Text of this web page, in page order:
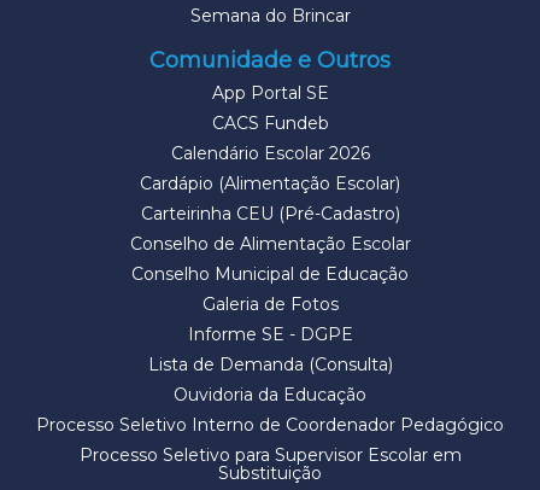
Semana do Brincar
Comunidade e Outros
App Portal SE
CACS Fundeb
Calendário Escolar 2026
Cardápio (Alimentação Escolar)
Carteirinha CEU (Pré-Cadastro)
Conselho de Alimentação Escolar
Conselho Municipal de Educação
Galeria de Fotos
Informe SE - DGPE
Lista de Demanda (Consulta)
Ouvidoria da Educação
Processo Seletivo Interno de Coordenador Pedagógico
Processo Seletivo para Supervisor Escolar em
Substituição